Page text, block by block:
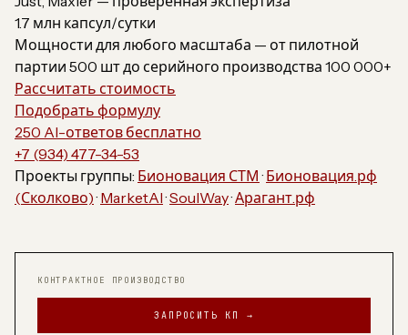
1.7 млн капсул/сутки
Мощности для любого масштаба — от пилотной
партии 500 шт до серийного производства 100 000+
Рассчитать стоимость
Подобрать формулу
250 AI-ответов бесплатно
+7 (934) 477-34-53
Проекты группы: Бионовация СТМ · Бионовация.рф
(Сколково)· MarketAI·SoulWay·Арагант.рф
КОНТРАКТНОЕ ПРОИЗВОДСТВО
ЗАПРОСИТЬ КП →